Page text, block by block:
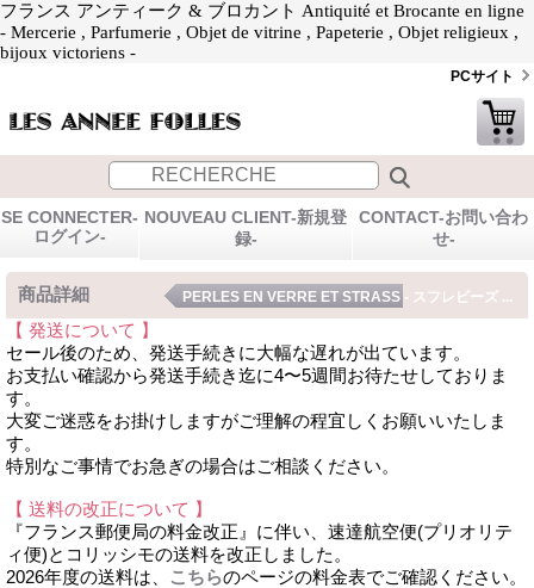
フランス アンティーク & ブロカント Antiquité et Brocante en ligne
- Mercerie , Parfumerie , Objet de vitrine , Papeterie , Objet religieux ,
bijoux victoriens -
PCサイト
SE CONNECTER-
ログイン-
NOUVEAU CLIENT-新規登
録-
CONTACT-お問い合わ
せ-
商品詳細 PERLES EN VERRE ET STRASS - スフレビーズ ...
【 発送について 】
セール後のため、発送手続きに大幅な遅れが出ています。
お支払い確認から発送手続き迄に4〜5週間お待たせしておりま
す。
大変ご迷惑をお掛けしますがご理解の程宜しくお願いいたしま
す。
特別なご事情でお急ぎの場合はご相談ください。
【 送料の改正について 】
『フランス郵便局の料金改正』に伴い、速達航空便(プリオリテ
ィ便)とコリッシモの送料を改正しました。
2026年度の送料は、
こちらのページの料金表でご確認ください。